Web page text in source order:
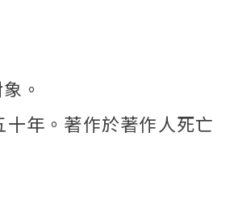
。
年。著作於著作人死亡